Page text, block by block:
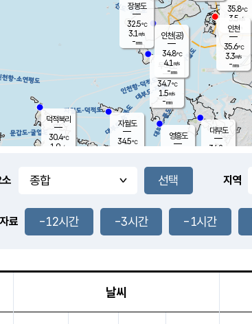
풍도
1.6m/s
무의도
34.7℃
1.5m/s
-mm
영흥도
자월도
34.5℃
장봉도
32.5℃
3.1 m/s
-mm
대부도
34.2
-
35.8℃
3.5 m/s
-mm
덕적북리
30.4℃
1.9m/s
인천(공)
34.8℃
4.1 m/s
-mm
인천
35.6℃
3.3m/s
-mm
지역
료 -12시간 -3시간 -1시간
날씨